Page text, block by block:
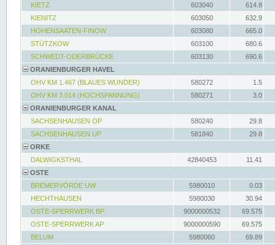
KIETZ
603040
614.8
KIENITZ
603050
632.9
HOHENSAATEN-FINOW
603080
665.0
STÜTZKOW
603100
680.6
SCHWEDT-ODERBRÜCKE
603130
690.6
ORANIENBURGER HAVEL
OHV KM 1.467 (BLAUES WUNDER)
580272
1.5
OHV KM 3.014 (HOCHSPANNUNG)
580271
3.0
ORANIENBURGER KANAL
SACHSENHAUSEN OP
580240
29.8
SACHSENHAUSEN UP
581840
29.8
ORKE
DALWIGKSTHAL
42840453
11.41
OSTE
BREMERVÖRDE UW
5980010
0.03
HECHTHAUSEN
5980030
30.94
OSTE-SPERRWERK BP
9000000532
69.575
OSTE-SPERRWERK AP
9000000590
69.575
BELUM
5980060
69.89